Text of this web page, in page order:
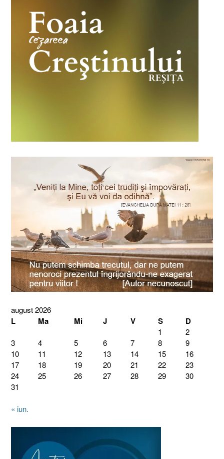
august 2026
L Ma Mi J V S D
1
2
3
4 5 6 7 8
9
10
11 12 13 14 15
16
17
18 19 20 21 22
23
24
25 26 27 28 29
30
31
« iun.